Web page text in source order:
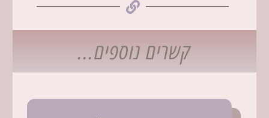
קשרים נוספים...